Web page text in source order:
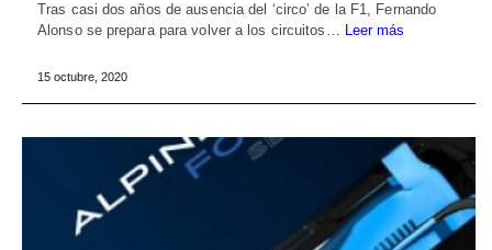
Tras casi dos años de ausencia del ‘circo’ de la F1, Fernando
Alonso se prepara para volver a los circuitos… Leer más
15 octubre, 2020